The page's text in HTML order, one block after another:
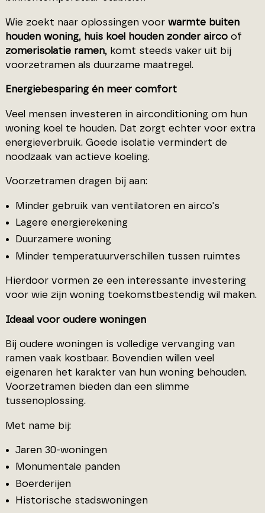
Wie zoekt naar oplossingen voor warmte buiten
houden woning, huis koel houden zonder aircoof
zomerisolatie ramen, komt steeds vaker uit bij
voorzetramen als duurzame maatregel.
Energiebesparing én meer comfort
Veel mensen investeren in airconditioning om hun
woning koel te houden. Dat zorgt echter voor extra
energieverbruik. Goede isolatie vermindert de
noodzaak van actieve koeling.
Voorzetramen dragen bij aan:
Minder gebruik van ventilatoren en airco's
Lagere energierekening
Duurzamere woning
Minder temperatuurverschillen tussen ruimtes
Hierdoor vormen ze een interessante investering
voor wie zijn woning toekomstbestendig wil maken.
Ideaal voor oudere woningen
Bij oudere woningen is volledige vervanging van
ramen vaak kostbaar. Bovendien willen veel
eigenaren het karakter van hun woning behouden.
Voorzetramen bieden dan een slimme
tussenoplossing.
Met name bij:
Jaren 30-woningen
Monumentale panden
Boerderijen
Historische stadswoningen